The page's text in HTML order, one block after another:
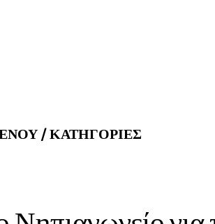
/ ΚΑΤΗΓΟΡΙΕΣ